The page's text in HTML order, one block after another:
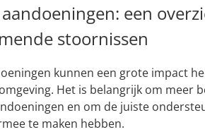
een
stoornissen
kunnen een grote impact
Het is belangrijk om meer
en om de juiste
te maken hebben.